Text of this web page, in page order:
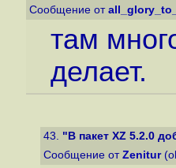
Сообщение от
там
делает.
43. "В пакет XZ 5.2.0
Сообщение от Zenitur